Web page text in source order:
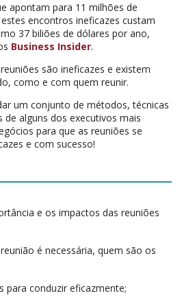
apontam para 11 milhões de
encontros ineficazes custam
37 biliões de dólares por ano,
Business Insider.
são ineficazes e existem
como e com quem reunir.
um conjunto de métodos, técnicas
de alguns dos executivos mais
para que as reuniões se
e com sucesso!
e os impactos das reuniões
é necessária, quem são os
para conduzir eficazmente;